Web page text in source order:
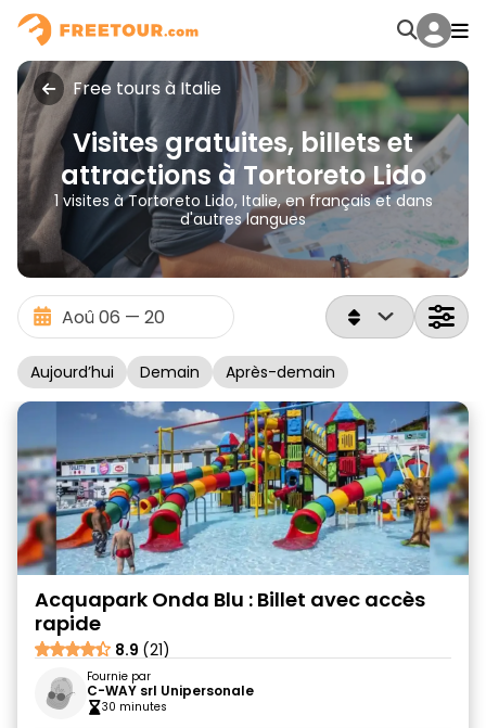
Free tours à Italie
Visites gratuites, billets et
attractions à Tortoreto Lido
1 visites à Tortoreto Lido, Italie, en français et dans
d'autres langues
Aujourd’hui Demain Après-demain
Acquapark Onda Blu : Billet avec accès
rapide
8.9 (21)
Fournie par
C-WAY srl Unipersonale
30 minutes